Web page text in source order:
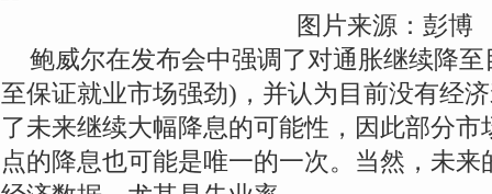
图片来源：彭博
鲍威尔在发布会中强调了对通胀继续降
至保证就业市场强劲)，并认为目前没有经
了未来继续大幅降息的可能性，因此部分
点的降息也可能是唯一的一次。当然，未